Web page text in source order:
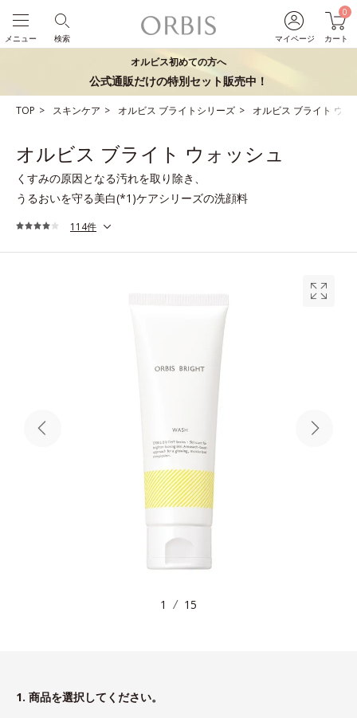
マイページ
0
カート
検索
メニュー
オルビス初めての方へ
公式通販だけの特別セット販売中！
TOP スキンケア オルビス ブライトシリーズ オルビス ブライト ウォ
オルビス ブライト ウォッシュ
くすみの原因となる汚れを取り除き、
うるおいを守る美白(*1)ケアシリーズの洗顔料
114件
1 15
1. 商品を選択してください。